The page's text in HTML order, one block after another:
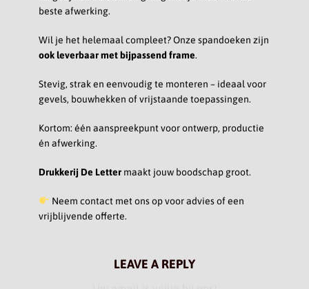
beste afwerking.
Wil je het helemaal compleet? Onze spandoeken zijn
ook leverbaar met bijpassend frame.
Stevig, strak en eenvoudig te monteren – ideaal voor
gevels, bouwhekken of vrijstaande toepassingen.
Kortom: één aanspreekpunt voor ontwerp, productie
én afwerking.
Drukkerij De Letter maakt jouw boodschap groot.
Neem contact met ons op voor advies of een
vrijblijvende offerte.
LEAVE A REPLY